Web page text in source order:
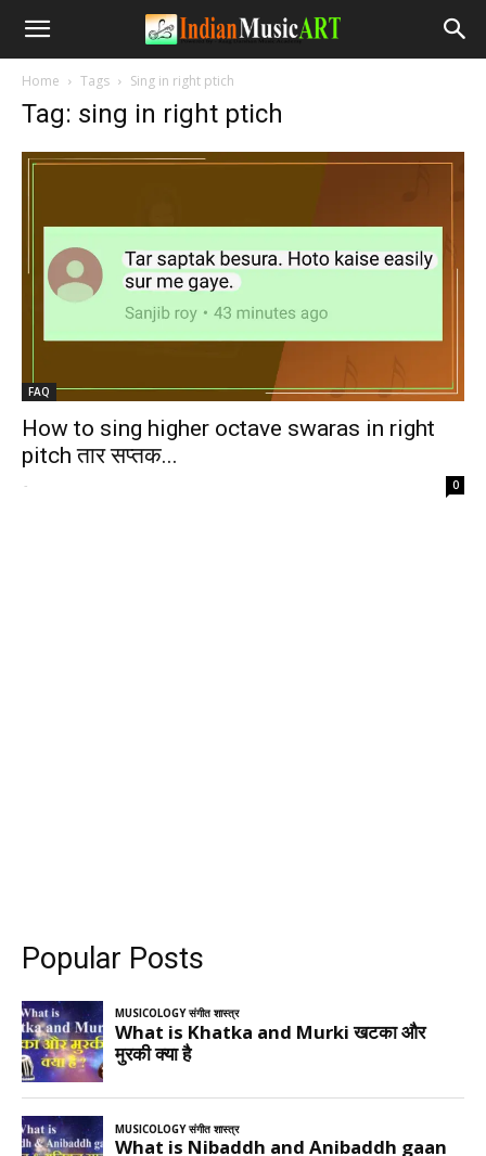
Home Tags Sing in right ptich
Tag: sing in right ptich
FAQ
How to sing higher octave swaras in right
pitch तार सप्तक...
- 0
Popular Posts